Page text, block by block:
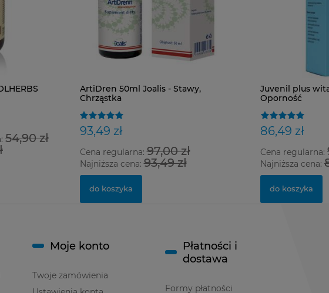
54,90 zł
ArtiDren 50ml Joalis - Stawy,
Chrząstka
93,49 zł
Cena regularna:97,00 zł
Najniższa cena:93,49 zł
do koszyka
Juvenil plus
Oporność
86,49 zł
Cena regularna:
Najniższa cena:
do koszyka
Moje konto
Twoje zamówienia
Płatności i
dostawa
Formy płatności